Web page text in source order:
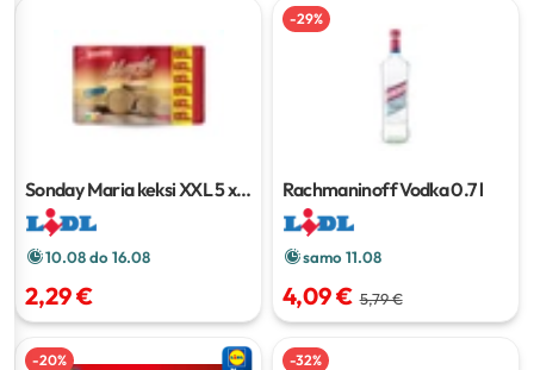
Sonday Maria keksi XXL5 x
200 g
10.08 do 16.08
2,29 €
-29%
Rachmaninoff Vodka0.7 l
samo 11.08
4,09 € 5,79 €
-20% -32%